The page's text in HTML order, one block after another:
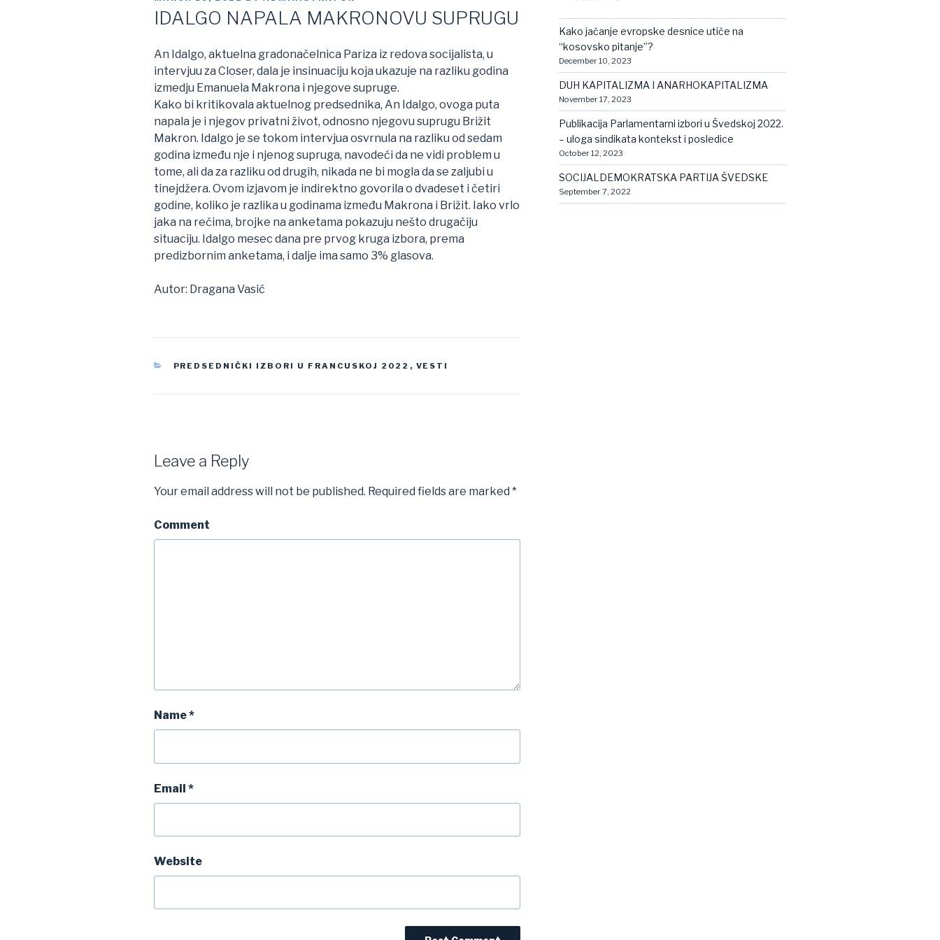
IDALGO NAPALA MAKRONOVU SUPRUGU
An Idalgo, aktuelna gradonačelnica Pariza iz redova socijalista, u
intervjuu za Closer, dala je insinuaciju koja ukazuje na razliku godina
izmedju Emanuela Makrona i njegove supruge.
Kako bi kritikovala aktuelnog predsednika, An Idalgo, ovoga puta
napala je i njegov privatni život, odnosno njegovu suprugu Brižit
Makron. Idalgo je se tokom intervjua osvrnula na razliku od sedam
godina između nje i njenog supruga, navodeći da ne vidi problem u
tome, ali da za razliku od drugih, nikada ne bi mogla da se zaljubi u
tinejdžera. Ovom izjavom je indirektno govorila o dvadeset i četiri
godine, koliko je razlika u godinama između Makrona i Brižit. Iako vrlo
jaka na rečima, brojke na anketama pokazuju nešto drugačiju
situaciju. Idalgo mesec dana pre prvog kruga izbora, prema
predizbornim anketama, i dalje ima samo 3% glasova.
Autor: Dragana Vasić
CATEGORIES
PREDSEDNIČKI IZBORI U FRANCUSKOJ 2022 , VESTI
Leave a Reply
Your email address will not be published. Required fields are marked *
Comment
Name*
Email *
Website
Kako jačanje evropske desnice utiče na
“kosovsko pitanje”?
December 10, 2023
DUH KAPITALIZMA I ANARHOKAPITALIZMA
November 17, 2023
Publikacija Parlamentarni izbori u Švedskoj 2022.
– uloga sindikata kontekst i posledice
October 12, 2023
SOCIJALDEMOKRATSKA PARTIJA ŠVEDSKE
September 7, 2022